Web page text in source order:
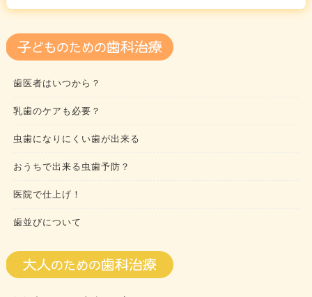
歯医者はいつから？
乳歯のケアも必要？
虫歯になりにくい歯が出来る
おうちで出来る虫歯予防？
医院で仕上げ！
歯並びについて